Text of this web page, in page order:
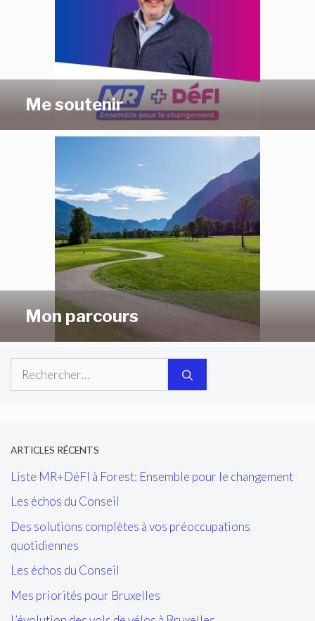
Me soutenir
Mon parcours
Rechercher :
ARTICLES RÉCENTS
Liste MR+DéFI à Forest: Ensemble pour le changement
Les échos du Conseil
Des solutions complètes à vos préoccupations
quotidiennes
Les échos du Conseil
Mes priorités pour Bruxelles